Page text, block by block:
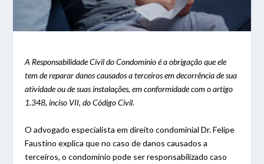
A Responsabilidade Civil do Condomínio é a obrigação que ele
tem de reparar danos causados a terceiros em decorrência de sua
atividade ou de suas instalações, em conformidade com o artigo
1.348, inciso VII, do Código Civil.
O advogado especialista em direito condominial Dr. Felipe
Faustino explica que no caso de danos causados a
terceiros, o condomínio pode ser responsabilizado caso